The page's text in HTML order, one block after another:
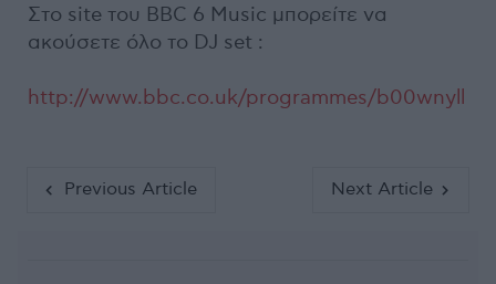
Στο site του BBC 6 Music μπορείτε να
ακούσετε όλο το DJ set :
http://www.bbc.co.uk/programmes/b00wnyll
Previous Article Next Article